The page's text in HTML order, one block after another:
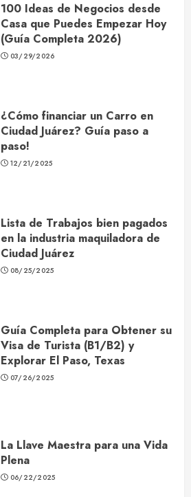
100 Ideas de Negocios desde
Casa que Puedes Empezar Hoy
(Guía Completa 2026)
03/29/2026
¿Cómo financiar un Carro en
Ciudad Juárez? Guía paso a
paso!
12/21/2025
Lista de Trabajos bien pagados
en la industria maquiladora de
Ciudad Juárez
08/25/2025
Guía Completa para Obtener su
Visa de Turista (B1/B2) y
Explorar El Paso, Texas
07/26/2025
La Llave Maestra para una Vida
Plena
06/22/2025